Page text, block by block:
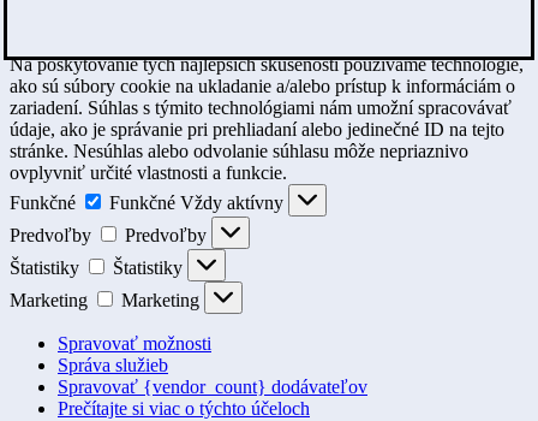
Na poskytovanie tých najlepších skúseností používame technológie,
ako sú súbory cookie na ukladanie a/alebo prístup k informáciám o
zariadení. Súhlas s týmito technológiami nám umožní spracovávať
údaje, ako je správanie pri prehliadaní alebo jedinečné ID na tejto
stránke. Nesúhlas alebo odvolanie súhlasu môže nepriaznivo
ovplyvniť určité vlastnosti a funkcie.
Funkčné
Funkčné Vždy aktívny
Predvoľby
Predvoľby
Štatistiky
Štatistiky
Marketing
Marketing
Spravovať možnosti
Správa služieb
Spravovať {vendor_count} dodávateľov
Prečítajte si viac o týchto účeloch